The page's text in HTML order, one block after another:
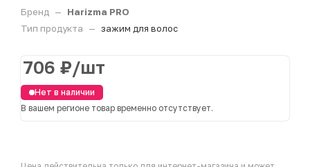
Бренд —
Harizma PRO
Тип продукта
— зажим для волос
706 ₽/шт
Нет в наличии
В вашем регионе товар временно отсутствует.